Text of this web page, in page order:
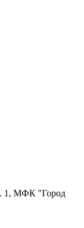
1, МФК "Город